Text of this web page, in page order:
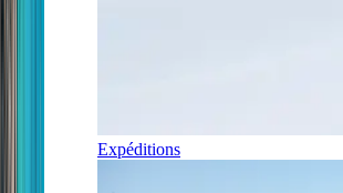
Expéditions